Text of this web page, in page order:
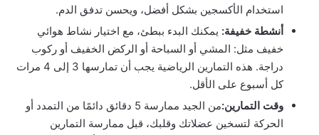
استخدام الأكسجين بشكل أفضل، ويحسن تدفق الدم.
أنشطة خفيفة: يمكنك البدء ببطئ، مع اختيار نشاط هوائي
خفيف مثل: المشي أو السباحة أو الركض الخفيف أو ركوب
دراجة. هذه التمارين الرياضية يجب أن تمارسها 3 إلى 4 مرات
كل أسبوع على الأقل.
وقت التمارين:
من الجيد ممارسة 5 دقائق دائمًا من التمدد أو
الحركة لتسخين عضلاتك وقلبك، قبل ممارسة التمارين